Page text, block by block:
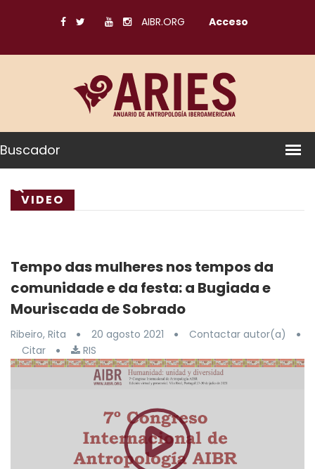
AIBR.ORG Acceso
Buscador
VIDEO
Tempo das mulheres nos tempos da
comunidade e da festa: a Bugiada e
Mouriscada de Sobrado
Ribeiro, Rita 20 agosto 2021
Contactar autor(a)
Citar
RIS